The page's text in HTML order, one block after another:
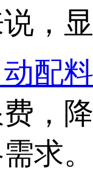
，
动配
，
求。